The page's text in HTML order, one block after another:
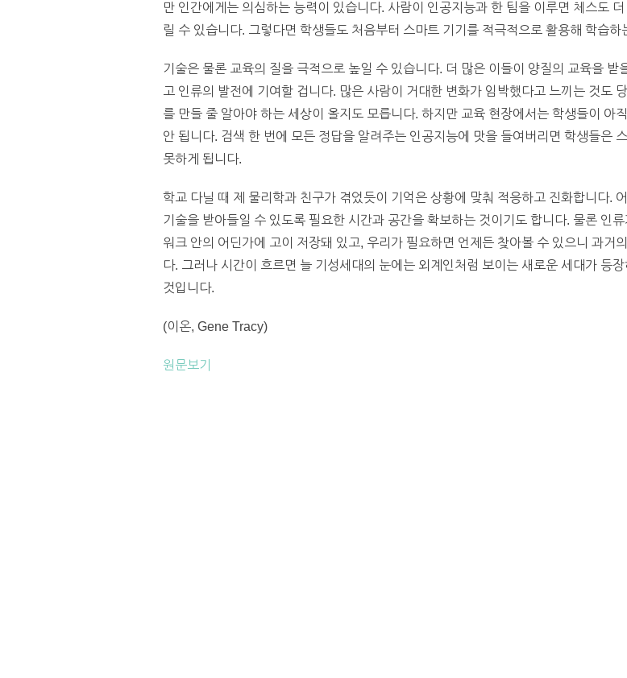
만 인간에게는 의심하는 능력이 있습니다. 사람이 인공지능과 한 팀을 이루면 체스도
릴 수 있습니다. 그렇다면 학생들도 처음부터 스마트 기기를 적극적으로 활용해 학습
기술은 물론 교육의 질을 극적으로 높일 수 있습니다. 더 많은 이들이 양질의 교육을 받
고 인류의 발전에 기여할 겁니다. 많은 사람이 거대한 변화가 임박했다고 느끼는 것도
를 만들 줄 알아야 하는 세상이 올지도 모릅니다. 하지만 교육 현장에서는 학생들이 아
안 됩니다. 검색 한 번에 모든 정답을 알려주는 인공지능에 맛을 들여버리면 학생들은
못하게 됩니다.
학교 다닐 때 제 물리학과 친구가 겪었듯이 기억은 상황에 맞춰 적응하고 진화합니다.
기술을 받아들일 수 있도록 필요한 시간과 공간을 확보하는 것이기도 합니다. 물론 인
워크 안의 어딘가에 고이 저장돼 있고, 우리가 필요하면 언제든 찾아볼 수 있으니 과거
다. 그러나 시간이 흐르면 늘 기성세대의 눈에는 외계인처럼 보이는 새로운 세대가 등
것입니다.
(이온, Gene Tracy)
원문보기